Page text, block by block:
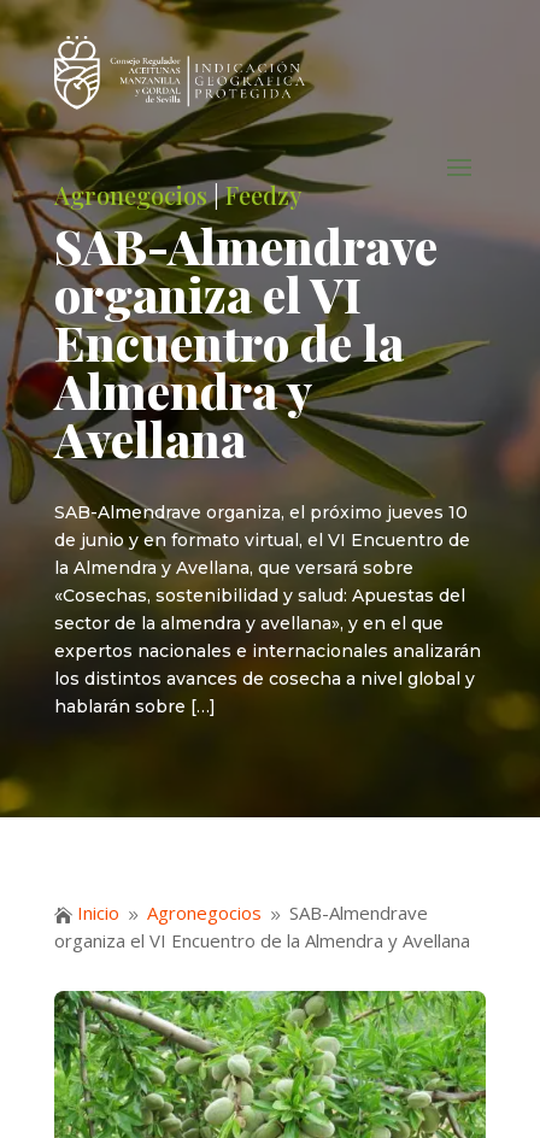
Agronegocios|Feedzy
SAB-Almendrave
organiza el VI
Encuentro de la
Almendra y
Avellana
SAB-Almendrave organiza, el próximo jueves 10
de junio y en formato virtual, el VI Encuentro de
la Almendra y Avellana, que versará sobre
«Cosechas, sostenibilidad y salud: Apuestas del
sector de la almendra y avellana», y en el que
expertos nacionales e internacionales analizarán
los distintos avances de cosecha a nivel global y
hablarán sobre […]
 Inicio 9 Agronegocios 9 SAB-Almendrave
organiza el VI Encuentro de la Almendra y Avellana